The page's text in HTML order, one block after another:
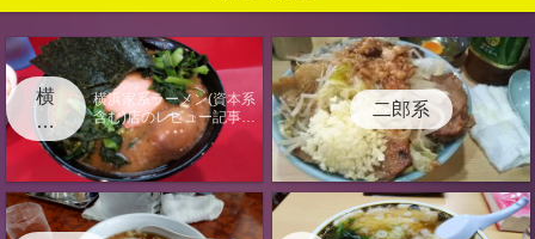
横
浜
家
横浜家系ラーメン(資本系
含む)店のレビュー記事に
なります。
二郎系